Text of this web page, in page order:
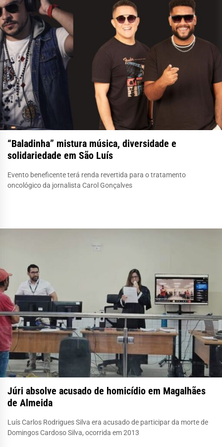
“Baladinha” mistura música, diversidade e
solidariedade em São Luís
Evento beneficente terá renda revertida para o tratamento
oncológico da jornalista Carol Gonçalves
Júri absolve acusado de homicídio em Magalhães
de Almeida
Luís Carlos Rodrigues Silva era acusado de participar da morte de
Domingos Cardoso Silva, ocorrida em 2013